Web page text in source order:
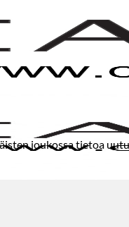
joukossa tietoa